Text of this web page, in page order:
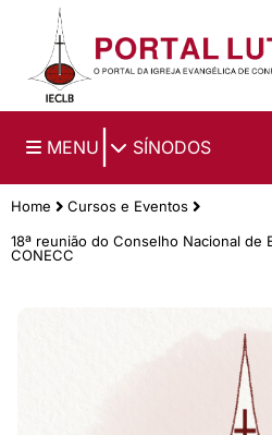
Ir para o conteúdo principal
MENU SÍNODOS
Home
Cursos e Eventos
18ª reunião do Conselho Nacional de
CONECC